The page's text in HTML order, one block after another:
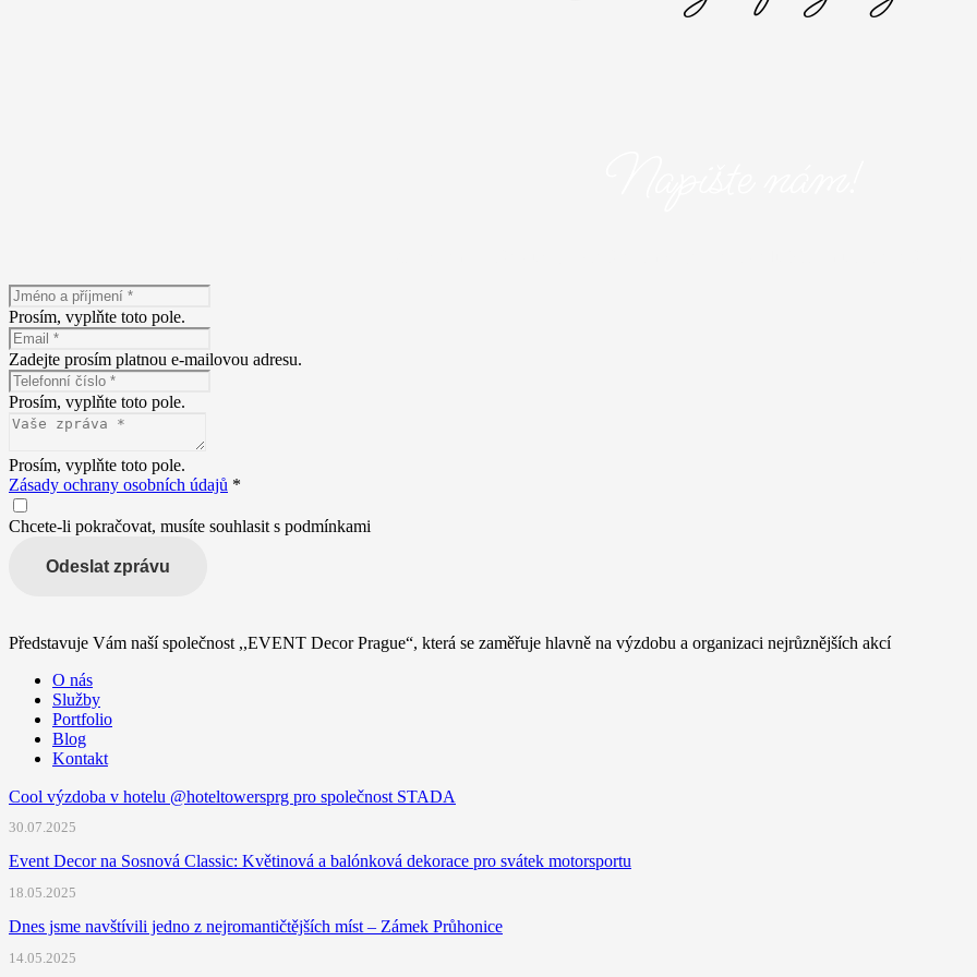
Prosím, vyplňte toto pole.
Zadejte prosím platnou e-mailovou adresu.
Prosím, vyplňte toto pole.
Prosím, vyplňte toto pole.
Zásady ochrany osobních údajů *
Chcete-li pokračovat, musíte souhlasit s podmínkami
Odeslat zprávu
Představuje Vám naší společnost ,,EVENT Decor Prague“, která se zaměřuje hlavně na výzdobu a organizaci nejrůznějších akcí
O nás
Služby
Portfolio
Blog
Kontakt
Cool výzdoba v hotelu @hoteltowersprg pro společnost STADA
30.07.2025
Event Decor na Sosnová Classic: Květinová a balónková dekorace pro svátek motorsportu
18.05.2025
Dnes jsme navštívili jedno z nejromantičtějších míst – Zámek Průhonice
14.05.2025